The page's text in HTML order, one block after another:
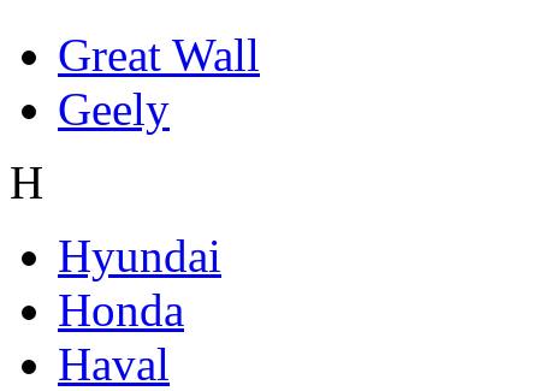
Great Wall
Geely
H
Hyundai
Honda
Haval